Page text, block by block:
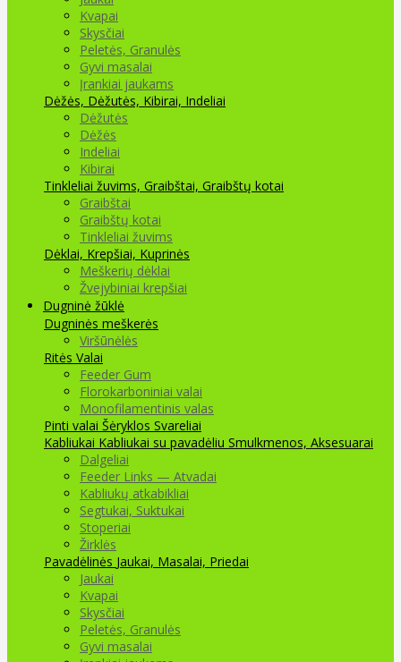
Kvapai
Skysčiai
Peletės, Granulės
Gyvi masalai
Įrankiai jaukams
Dėžės, Dėžutės, Kibirai, Indeliai
Dėžutės
Dėžės
Indeliai
Kibirai
Tinkleliai žuvims, Graibštai, Graibštų kotai
Graibštai
Graibštų kotai
Tinkleliai žuvims
Dėklai, Krepšiai, Kuprinės
Meškerių dėklai
Žvejybiniai krepšiai
Dugninė žūklė
Dugninės meškerės
Viršūnėlės
Ritės Valai
Feeder Gum
Florokarboniniai valai
Monofilamentinis valas
Pinti valai Šėryklos Svareliai
Kabliukai Kabliukai su pavadėliu Smulkmenos, Aksesuarai
Dalgeliai
Feeder Links — Atvadai
Kabliukų atkabikliai
Segtukai, Suktukai
Stoperiai
Žirklės
Pavadėlinės Jaukai, Masalai, Priedai
Jaukai
Kvapai
Skysčiai
Peletės, Granulės
Gyvi masalai